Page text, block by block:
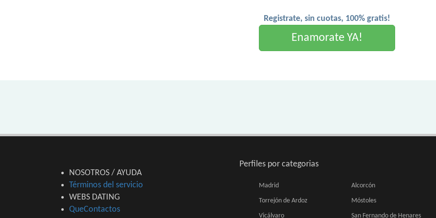
Registrate, sin cuotas, 100% gratis!
Enamorate YA!
NOSOTROS / AYUDA
Términos del servicio
WEBS DATING
QueContactos
Perfiles por categorias
Madrid Alcorcón
Torrejón de Ardoz Móstoles
Vicálvaro San Fernando de Henares